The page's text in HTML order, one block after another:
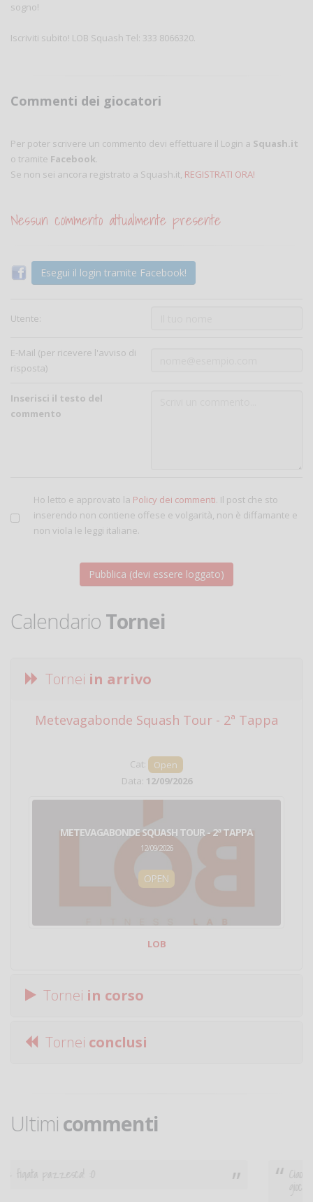
sogno!
Iscriviti subito! LOB Squash Tel: 333 8066320.
Commenti dei giocatori
Per poter scrivere un commento devi effettuare il Login a Squash.it
o tramite Facebook.
Se non sei ancora registrato a Squash.it, REGISTRATI ORA!
Nessun commento attualmente presente
Esegui il login tramite Facebook!
Utente:
E-Mail (per ricevere l'avviso di
risposta)
Inserisci il testo del
commento
Ho letto e approvato la Policy dei commenti. Il post che sto
inserendo non contiene offese e volgarità, non è diffamante e
non viola le leggi italiane.
Calendario Tornei
Tornei in arrivo
Metevagabonde Squash Tour - 2ª Tappa
Cat:
Open
Data: 12/09/2026
METEVAGABONDE SQUASH TOUR - 2ª TAPPA
12/09/2026
OPEN
LOB
Tornei in corso
Tornei conclusi
Ultimi commenti
Ciao. Sono a Treviglio da poco e vorrei tornare a
giocare. Se sei in zona e puoi giocare fammi sapere.